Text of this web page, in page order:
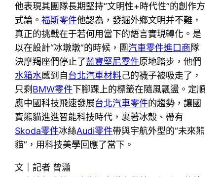
他表現其團隊長期堅持“文明性+時代性”的創作方
式論。福斯零件他認為，發掘外鄉文明并不難，
真正的挑戰在于若何用當下的語言實現轉化。是
以在設計“冰墩墩”的時候，團汽車零件進口商隊
決摩羯座們停止了藍寶堅尼零件原地踏步，他們
水箱水感到自台北汽車材料己的襪子被吸走了，
只剩 BMW零件下腳踝上的標籤在隨風飄盪。定順
應中國科技飛速發展台北汽車零件的趨勢，讓國
寶熊貓進進智能科技時代，裹著冰殼、帶有
Skoda零件冰絲Audi零件帶與宇航外型的“未來熊
貓”，用科技美學回應了當下。
文｜記者 曾瀟